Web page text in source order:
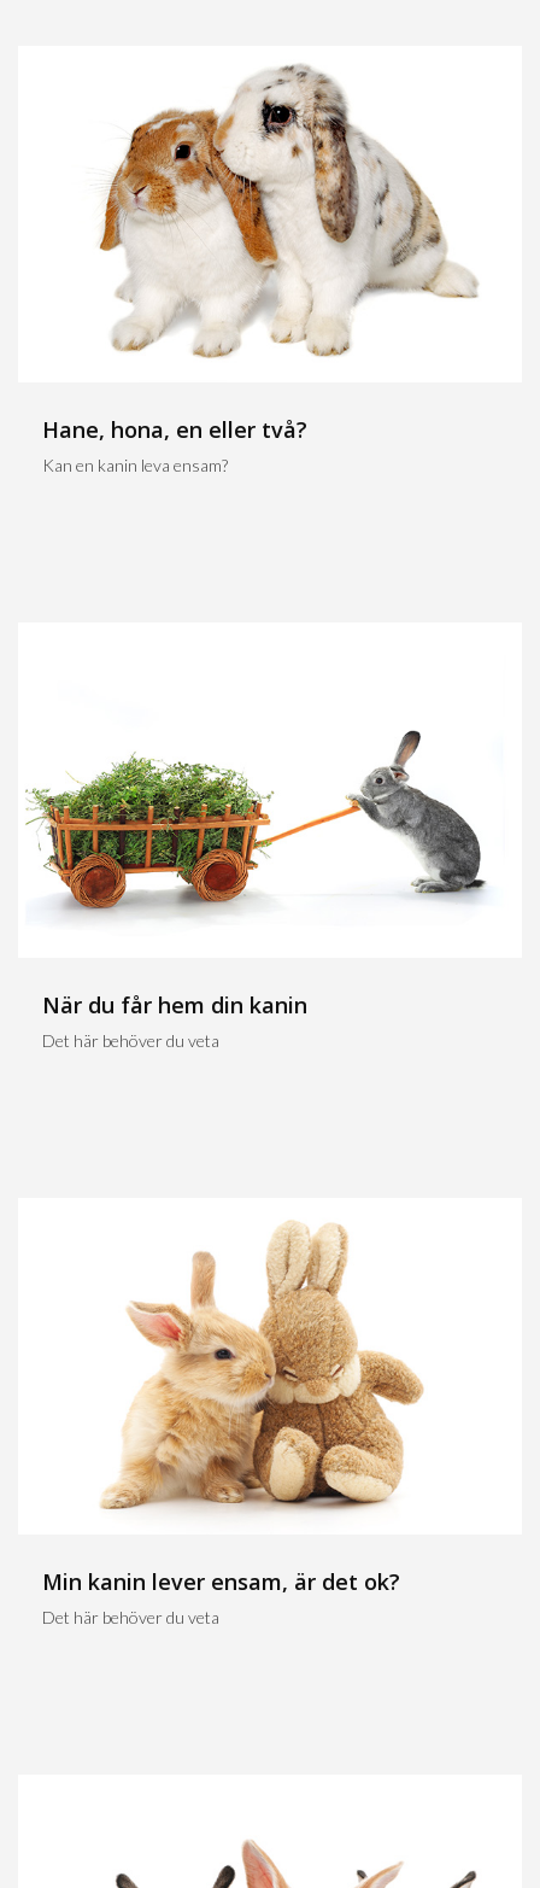
Hane, hona, en eller två?
Kan en kanin leva ensam?
När du får hem din kanin
Det här behöver du veta
Min kanin lever ensam, är det ok?
Det här behöver du veta